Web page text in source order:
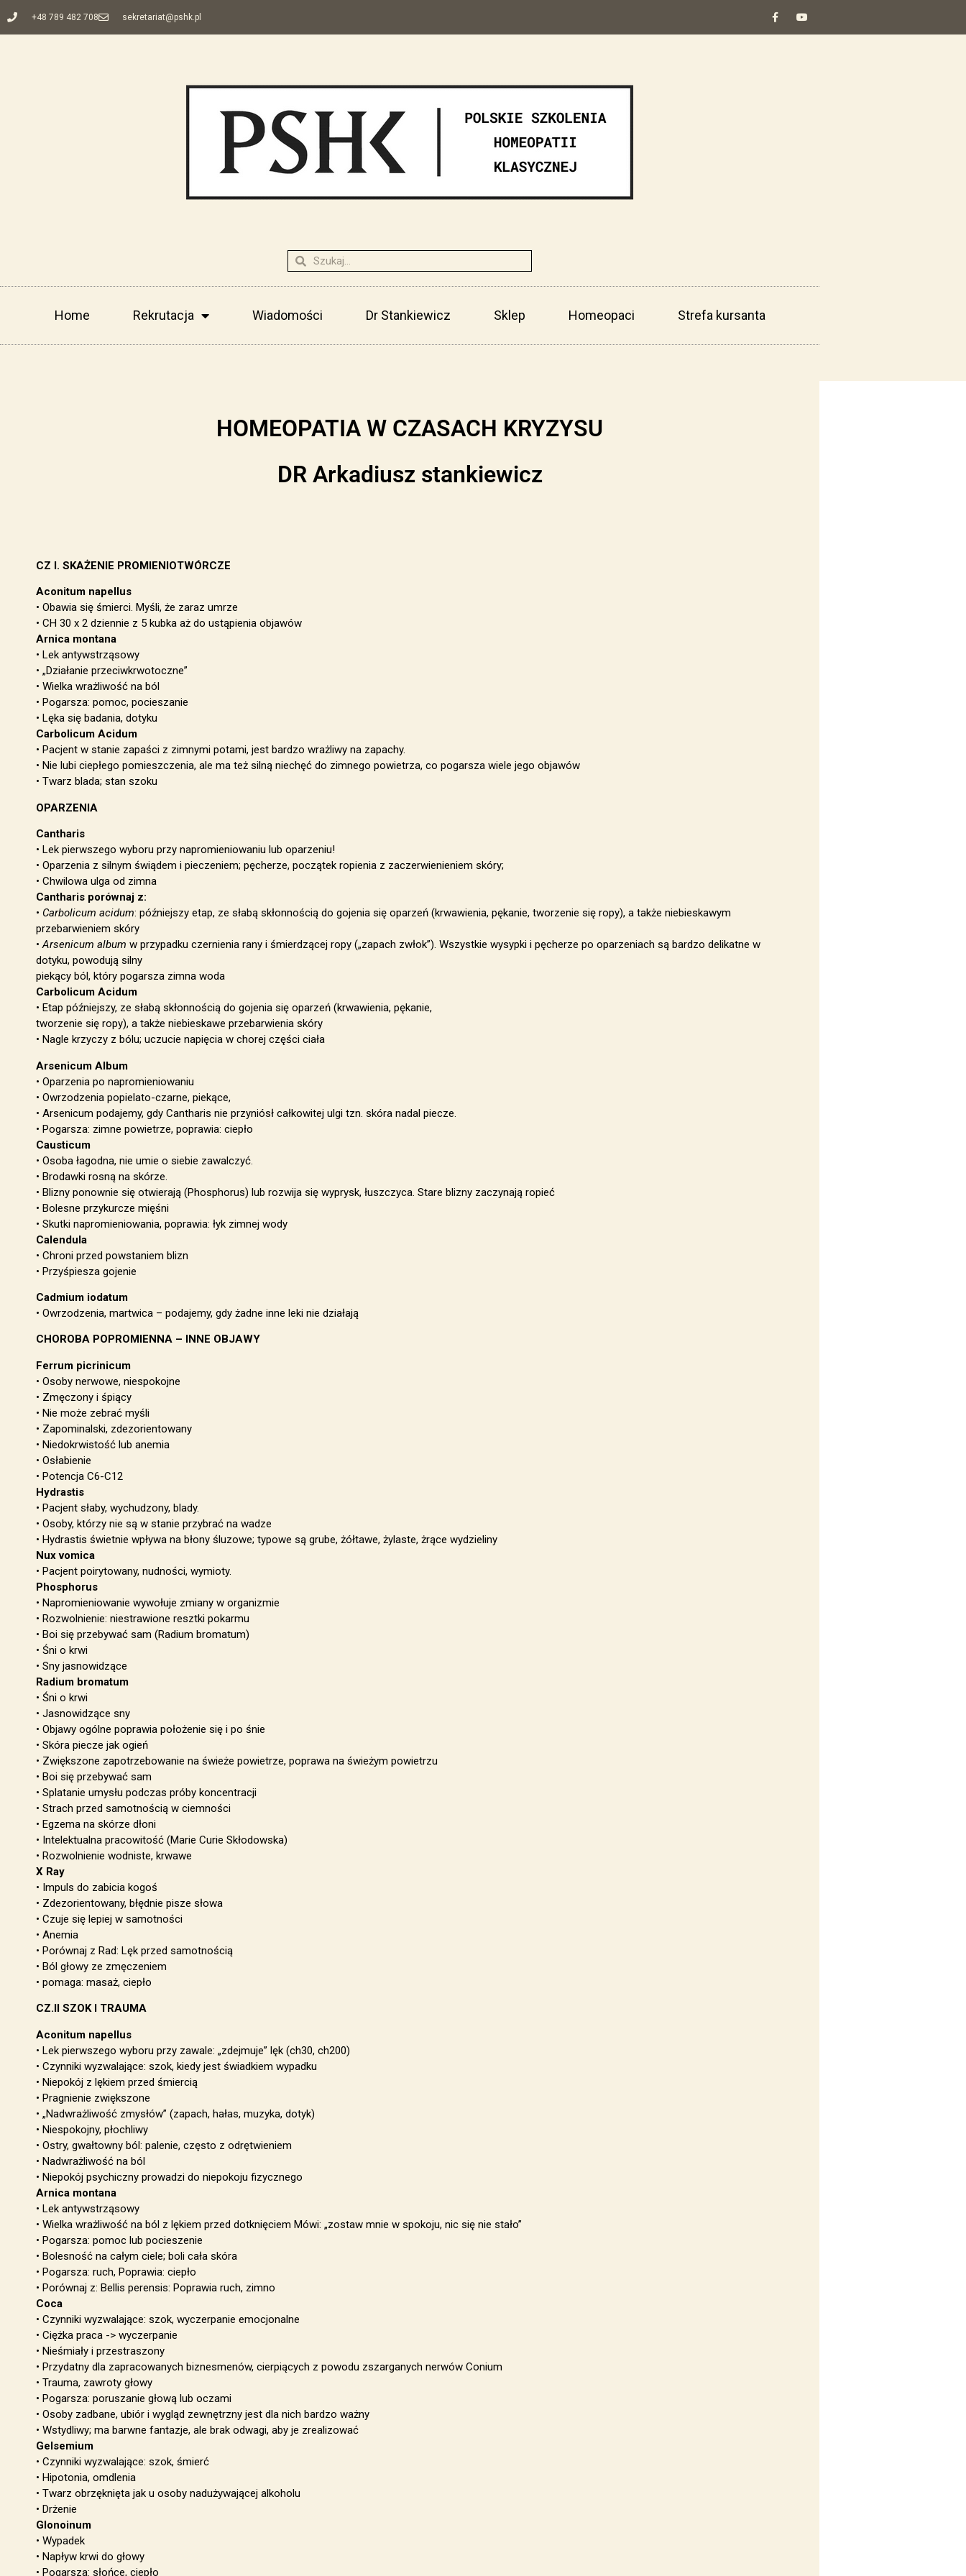
+48 789 482 708 sekretariat@pshk.pl
Home Rekrutacja Wiadomości Dr Stankiewicz Sklep Homeopaci Strefa kursanta
HOMEOPATIA W CZASACH KRYZYSU
DR Arkadiusz stankiewicz
CZ I. SKAŻENIE PROMIENIOTWÓRCZE
Aconitum napellus
• Obawia się śmierci. Myśli, że zaraz umrze
• CH 30 x 2 dziennie z 5 kubka aż do ustąpienia objawów
Arnica montana
• Lek antywstrząsowy
• „Działanie przeciwkrwotoczne”
• Wielka wrażliwość na ból
• Pogarsza: pomoc, pocieszanie
• Lęka się badania, dotyku
Carbolicum Acidum
• Pacjent w stanie zapaści z zimnymi potami, jest bardzo wrażliwy na zapachy.
• Nie lubi ciepłego pomieszczenia, ale ma też silną niechęć do zimnego powietrza, co pogarsza wiele jego objawów
• Twarz blada; stan szoku
OPARZENIA
Cantharis
• Lek pierwszego wyboru przy napromieniowaniu lub oparzeniu!
• Oparzenia z silnym świądem i pieczeniem; pęcherze, początek ropienia z zaczerwienieniem skóry;
• Chwilowa ulga od zimna
Cantharis porównaj z:
• Carbolicum acidum: późniejszy etap, ze słabą skłonnością do gojenia się oparzeń (krwawienia, pękanie, tworzenie się ropy), a także niebieskawym
przebarwieniem skóry
•Arsenicum album w przypadku czernienia rany i śmierdzącej ropy („zapach zwłok”). Wszystkie wysypki i pęcherze po oparzeniach są bardzo delikatne w
dotyku, powodują silny
piekący ból, który pogarsza zimna woda
Carbolicum Acidum
• Etap późniejszy, ze słabą skłonnością do gojenia się oparzeń (krwawienia, pękanie,
tworzenie się ropy), a także niebieskawe przebarwienia skóry
• Nagle krzyczy z bólu; uczucie napięcia w chorej części ciała
Arsenicum Album
• Oparzenia po napromieniowaniu
• Owrzodzenia popielato-czarne, piekące,
• Arsenicum podajemy, gdy Cantharis nie przyniósł całkowitej ulgi tzn. skóra nadal piecze.
• Pogarsza: zimne powietrze, poprawia: ciepło
Causticum
• Osoba łagodna, nie umie o siebie zawalczyć.
• Brodawki rosną na skórze.
• Blizny ponownie się otwierają (Phosphorus) lub rozwija się wyprysk, łuszczyca. Stare blizny zaczynają ropieć
• Bolesne przykurcze mięśni
• Skutki napromieniowania, poprawia: łyk zimnej wody
Calendula
• Chroni przed powstaniem blizn
• Przyśpiesza gojenie
Cadmium iodatum
• Owrzodzenia, martwica – podajemy, gdy żadne inne leki nie działają
CHOROBA POPROMIENNA – INNE OBJAWY
Ferrum picrinicum
• Osoby nerwowe, niespokojne
• Zmęczony i śpiący
• Nie może zebrać myśli
• Zapominalski, zdezorientowany
• Niedokrwistość lub anemia
• Osłabienie
• Potencja C6-C12
Hydrastis
• Pacjent słaby, wychudzony, blady.
• Osoby, którzy nie są w stanie przybrać na wadze
• Hydrastis świetnie wpływa na błony śluzowe; typowe są grube, żółtawe, żylaste, żrące wydzieliny
Nux vomica
• Pacjent poirytowany, nudności, wymioty.
Phosphorus
• Napromieniowanie wywołuje zmiany w organizmie
• Rozwolnienie: niestrawione resztki pokarmu
• Boi się przebywać sam (Radium bromatum)
• Śni o krwi
• Sny jasnowidzące
Radium bromatum
• Śni o krwi
• Jasnowidzące sny
• Objawy ogólne poprawia położenie się i po śnie
• Skóra piecze jak ogień
• Zwiększone zapotrzebowanie na świeże powietrze, poprawa na świeżym powietrzu
• Boi się przebywać sam
• Splatanie umysłu podczas próby koncentracji
• Strach przed samotnością w ciemności
• Egzema na skórze dłoni
• Intelektualna pracowitość (Marie Curie Skłodowska)
• Rozwolnienie wodniste, krwawe
X Ray
• Impuls do zabicia kogoś
• Zdezorientowany, błędnie pisze słowa
• Czuje się lepiej w samotności
• Anemia
• Porównaj z Rad: Lęk przed samotnością
• Ból głowy ze zmęczeniem
• pomaga: masaż, ciepło
CZ.II SZOK I TRAUMA
Aconitum napellus
• Lek pierwszego wyboru przy zawale: „zdejmuje” lęk (ch30, ch200)
• Czynniki wyzwalające: szok, kiedy jest świadkiem wypadku
• Niepokój z lękiem przed śmiercią
• Pragnienie zwiększone
• „Nadwrażliwość zmysłów” (zapach, hałas, muzyka, dotyk)
• Niespokojny, płochliwy
• Ostry, gwałtowny ból: palenie, często z odrętwieniem
• Nadwrażliwość na ból
• Niepokój psychiczny prowadzi do niepokoju fizycznego
Arnica montana
• Lek antywstrząsowy
• Wielka wrażliwość na ból z lękiem przed dotknięciem Mówi: „zostaw mnie w spokoju, nic się nie stało”
• Pogarsza: pomoc lub pocieszenie
• Bolesność na całym ciele; boli cała skóra
• Pogarsza: ruch, Poprawia: ciepło
• Porównaj z: Bellis perensis: Poprawia ruch, zimno
Coca
• Czynniki wyzwalające: szok, wyczerpanie emocjonalne
• Ciężka praca -> wyczerpanie
• Nieśmiały i przestraszony
• Przydatny dla zapracowanych biznesmenów, cierpiących z powodu zszarganych nerwów Conium
• Trauma, zawroty głowy
• Pogarsza: poruszanie głową lub oczami
• Osoby zadbane, ubiór i wygląd zewnętrzny jest dla nich bardzo ważny
• Wstydliwy; ma barwne fantazje, ale brak odwagi, aby je zrealizować
Gelsemium
• Czynniki wyzwalające: szok, śmierć
• Hipotonia, omdlenia
• Twarz obrzęknięta jak u osoby nadużywającej alkoholu
• Drżenie
Glonoinum
• Wypadek
• Napływ krwi do głowy
• Pogarsza: słońce, ciepło